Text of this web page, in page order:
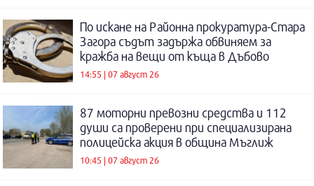
По искане на Районна прокуратура-Стара
Загора съдът задържа обвиняем за
кражба на вещи от къща в Дъбово
14:55 | 07 август 26
87 моторни превозни средства и 112
души са проверени при специализирана
полицейска акция в община Мъглиж
10:45 | 07 август 26